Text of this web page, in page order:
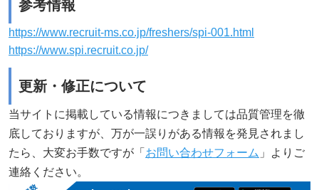
参考情報
https://www.recruit-ms.co.jp/freshers/spi-001.html
https://www.spi.recruit.co.jp/
更新・修正について
当サイトに掲載している情報につきましては品質管理を徹
底しておりますが、万が一誤りがある情報を発見されまし
たら、大変お手数ですが「 お問い合わせフォーム 」よりご
連絡ください。